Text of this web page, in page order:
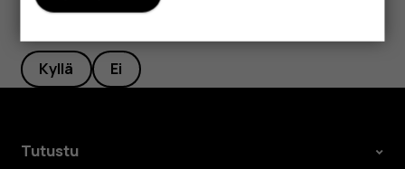
Kyllä Ei
Tutustu